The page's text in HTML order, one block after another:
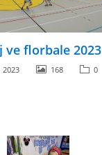
ve florbale 2023
168 0